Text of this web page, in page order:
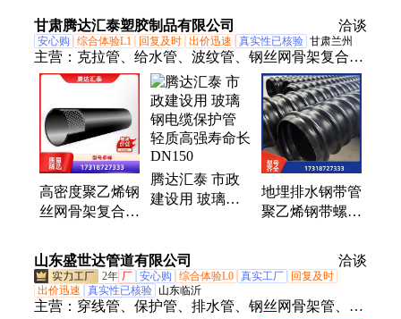
用水输送 黑色
壁厚定制
瓦斯抽放管 规
格齐全
R口胶圈连接
甘肃腾达汇泰塑胶制品有限公司 洽谈
安心购 综合体验L1 回复及时 出价迅速 真实性已核验 甘肃兰州
主营： 克拉管、给水管、波纹管、钢丝网骨架复合
管、硅芯管、保护管、供水管、黑色管、输水管、电
缆管、护套管、渗水管、电力管、钢带管、塑料管、
复合管、排水管、梅花管、穿线管、玻璃钢管、电缆
排管、拉挤管道、排污管道、电缆套管、穿孔花管、
园林供水
高密度聚乙烯钢
丝网骨架复合管
耐高温 韧性强
腾达汇泰
腾达汇泰 市政
建设用 玻璃钢
DN150
地埋排水钢带管
聚乙烯钢带螺旋
好 不易破裂 腾
达汇泰
山东盛世达管道有限公司 洽谈
2年 厂 安心购 综合体验L0 真实工厂
回复及时
出价迅速
真实性已核验 山东临沂
主营： 穿线管、保护管、排水管、钢丝网骨架管、给